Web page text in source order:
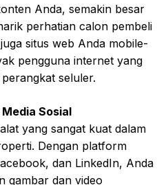
Anda, semakin besar
perhatian calon pembeli
situs web Anda mobile-
pengguna internet yang
seluler.
Sosial
yang sangat kuat dalam
Dengan platform
dan LinkedIn, Anda
gambar dan video